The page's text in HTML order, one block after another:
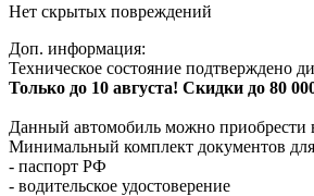
Нет скрытых повреждений
Доп. информация:
Техническое состояние подтверждено
Только до 10 августа! Скидки до 80
Данный автомобиль можно приобрести
Минимальный комплект документов для
- паспорт РФ
- водительское удостоверение